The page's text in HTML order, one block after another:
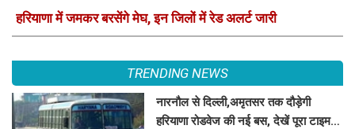
हरियाणा में जमकर बरसेंगे मेघ, इन जिलों में रेड अलर्ट जारी
TRENDING NEWS
नारनौल से दिल्ली,अमृतसर तक दौड़ेगी
हरियाणा रोडवेज की नई बस, देखें पूरा टाइम